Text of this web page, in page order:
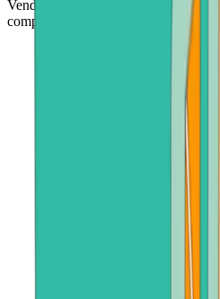
Venda su Avalanche y reciba fondos
complicaciones